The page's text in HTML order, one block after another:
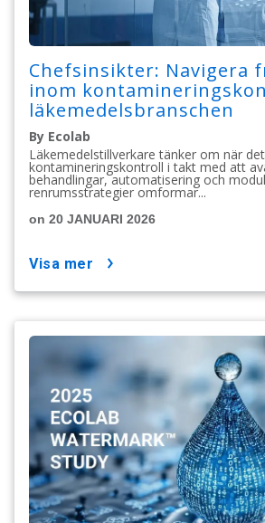
Chefsinsikter: Navigera
inom
läkemedelsbranschen
By Ecolab
Läkemedelstillverkare tänker om när
kontamineringskontroll i takt med att
behandlingar, automatisering och
renrumsstrategier omformar...
on 20 JANUARI 2026
visa mer